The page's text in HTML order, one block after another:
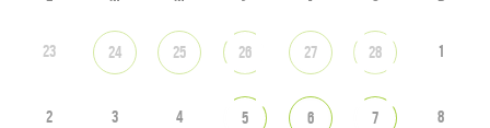
23 24 25 26 27 28 1
2 3 4 5 6 7 8